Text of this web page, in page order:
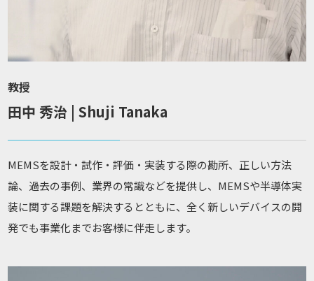
教授
田中 秀治 | Shuji Tanaka
MEMSを設計・試作・評価・実装する際の勘所、正しい方法
論、過去の事例、業界の常識などを提供し、MEMSや半導体実
装に関する課題を解決するとともに、全く新しいデバイスの開
発でも事業化までお客様に伴走します。